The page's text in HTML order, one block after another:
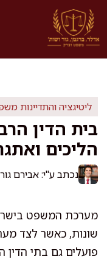
לדלג
לתוכן
ליטיגציה והתדיינות
בית הדין
הליכים
נכתב ע"י: אבירם גור
מערכת המשפט
שונות, כאשר לצד
פועלים גם בתי הדין